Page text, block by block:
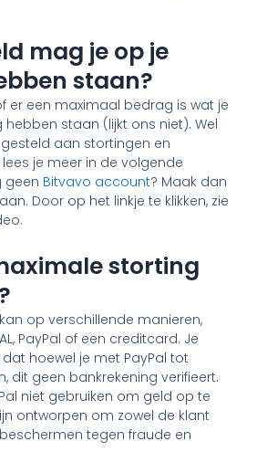
mag je op je
staan?
er een maximaal bedrag is wat je
staan (lijkt ons niet). Wel
aan stortingen en
je meer in de volgende
geen Bitvavo account? Maak dan
Door op het linkje te klikken, zie
storting
kan op verschillende manieren,
PayPal of een creditcard. Je
hoewel je met PayPal tot
dit geen bankrekening verifieert.
niet gebruiken om geld op te
ontworpen om zowel de klant
tegen fraude en